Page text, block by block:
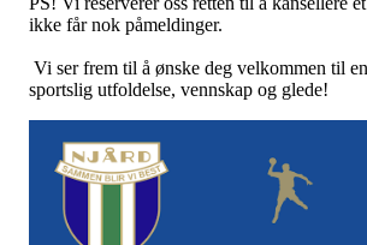
ikke får nok påmeldinger.
Vi ser frem til å ønske deg velkommen til
sportslig utfoldelse, vennskap og glede!